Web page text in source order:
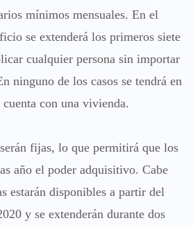
mínimos mensuales. En el
se extenderá los primeros siete
cualquier persona sin importar
ninguno de los casos se tendrá en
con una vivienda.
fijas, lo que permitirá que los
año el poder adquisitivo. Cabe
estarán disponibles a partir del
y se extenderán durante dos